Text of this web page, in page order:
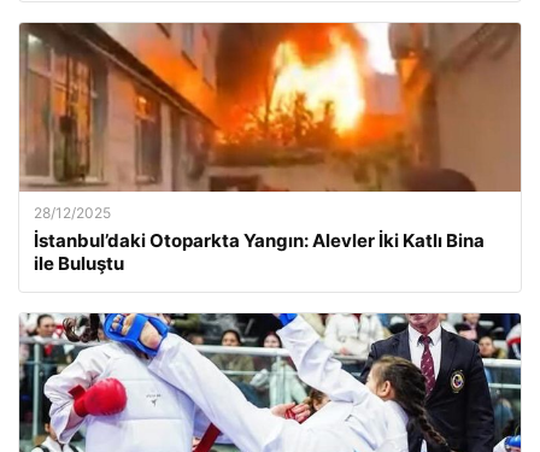
28/12/2025
İstanbul’daki Otoparkta Yangın: Alevler İki Katlı Bina
ile Buluştu